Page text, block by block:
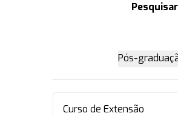
Pós-
Curso de Extensão